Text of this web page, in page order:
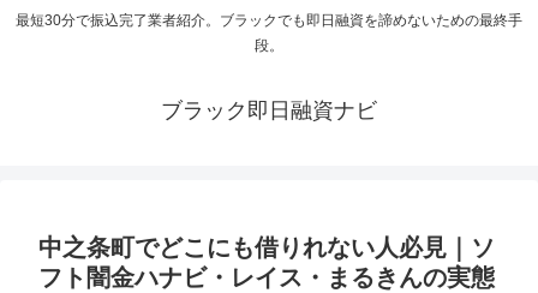
最短30分で振込完了業者紹介。ブラックでも即日融資を諦めないための最終手
段。
ブラック即日融資ナビ
中之条町でどこにも借りれない人必見｜ソ
フト闇金ハナビ・レイス・まるきんの実態